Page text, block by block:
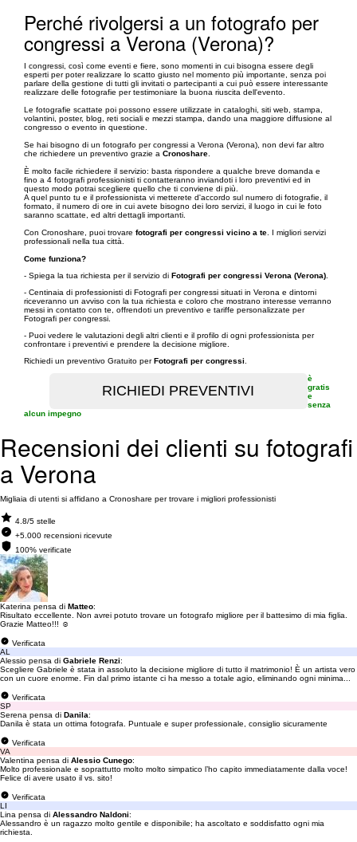
Perché rivolgersi a un fotografo per
congressi a Verona (Verona)?
I congressi, così come eventi e fiere, sono momenti in cui bisogna essere degli
esperti per poter realizzare lo scatto giusto nel momento più importante, senza poi
parlare della gestione di tutti gli invitati o partecipanti a cui può essere interessante
realizzare delle fotografie per testimoniare la buona riuscita dell'evento.
Le fotografie scattate poi possono essere utilizzate in cataloghi, siti web, stampa,
volantini, poster, blog, reti sociali e mezzi stampa, dando una maggiore diffusione al
congresso o evento in questione.
Se hai bisogno di un fotografo per congressi a Verona (Verona), non devi far altro
che richiedere un preventivo grazie a Cronoshare
È molto facile richiedere il servizio: basta rispondere a qualche breve domanda e
fino a 4 fotografi professionisti ti contatteranno inviandoti i loro preventivi ed in
questo modo potrai scegliere quello che ti conviene di più.
A quel punto tu e il professionista vi metterete d'accordo sul numero di fotografie, il
formato, il numero di ore in cui avete bisogno dei loro servizi, il luogo in cui le foto
saranno scattate, ed altri dettagli importanti.
Con Cronoshare, puoi trovare fotografi per congressi vicino a te . I migliori servizi
professionali nella tua città.
Come funziona?
- Spiega la tua richiesta per il servizio di Fotografi per congressi Verona (Verona)
- Centinaia di professionisti di Fotografi per congressi situati in Verona e dintorni
riceveranno un avviso con la tua richiesta e coloro che mostrano interesse verranno
messi in contatto con te, offrendoti un preventivo e tariffe personalizzate per
Fotografi per congressi.
- Puoi vedere le valutazioni degli altri clienti e il profilo di ogni professionista per
confrontare i preventivi e prendere la decisione migliore.
Richiedi un preventivo Gratuito perFotografi per congressi
è
gratis
e
senza
alcun impegno
Recensioni dei clienti su fotografi
a Verona
Migliaia di utenti si affidano a Cronoshare per trovare i migliori professionisti
4.8/5 stelle
+5.000 recensioni ricevute
100% verificate
Katerina pensa di Matteo:
Risultato eccellente. Non avrei potuto trovare un fotografo migliore per il battesimo di mia figlia.
Grazie Matteo!!! ☺️
Verificata
AL
Alessio pensa di Gabriele Renzi:
Scegliere Gabriele è stata in assoluto la decisione migliore di tutto il matrimonio! È un artista vero
con un cuore enorme. Fin dal primo istante ci ha messo a totale agio, eliminando ogni minima...
Verificata
SP
Serena pensa di Danila:
Danila è stata un ottima fotografa. Puntuale e super professionale, consiglio sicuramente
Verificata
VA
Valentina pensa di Alessio Cunego:
Molto professionale e soprattutto molto molto simpatico l’ho capito immediatamente dalla voce!
Felice di avere usato il vs. sito!
Verificata
LI
Lina pensa di Alessandro Naldoni:
Alessandro è un ragazzo molto gentile e disponibile; ha ascoltato e soddisfatto ogni mia
richiesta.